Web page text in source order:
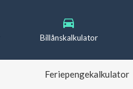
Billånskalkulator
Feriepengekalkulator